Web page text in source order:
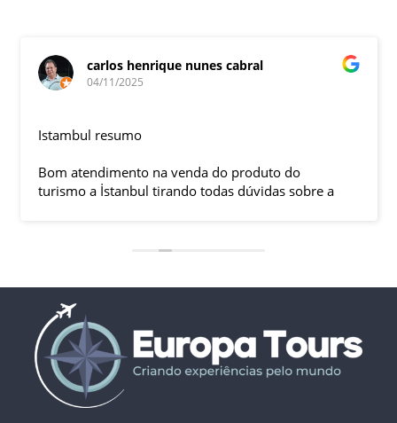
carlos henrique nunes cabral
04/11/2025
Istambul resumo
Bom atendimento na venda do produto do
turismo a İstanbul tirando todas dúvidas sobre a
ficaram em SP trabalhando. A associação dessa
LÍDER, garantiu o sucesso da viagem que foi, lá, em
grupo formado por brasileiros e com guia Turco, Sr
Ali Faik, falando um português impecável e foi
muito disponível e atencioso. Os transfers, foram
4, todos em vans novas e os trajetos em ônibus
com pilotos tranquilos dirigindo com segurança
pelas boas estradas da Turquia. Os hotéis: Armada